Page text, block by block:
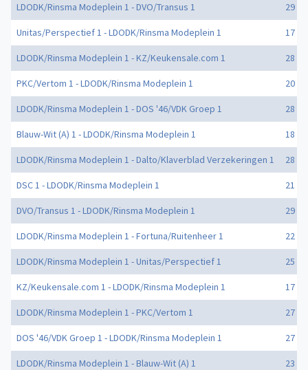
LDODK/Rinsma Modeplein 1 - DVO/Transus 1 29 -
Unitas/Perspectief 1 - LDODK/Rinsma Modeplein 1 17 -
LDODK/Rinsma Modeplein 1 - KZ/Keukensale.com 1 28 -
PKC/Vertom 1 - LDODK/Rinsma Modeplein 1 20 -
LDODK/Rinsma Modeplein 1 - DOS '46/VDK Groep 1 28 -
Blauw-Wit (A) 1 - LDODK/Rinsma Modeplein 1 18 -
LDODK/Rinsma Modeplein 1 - Dalto/Klaverblad Verzekeringen 1 28 -
DSC 1 - LDODK/Rinsma Modeplein 1 21 -
DVO/Transus 1 - LDODK/Rinsma Modeplein 1 29 -
LDODK/Rinsma Modeplein 1 - Fortuna/Ruitenheer 1 22 -
LDODK/Rinsma Modeplein 1 - Unitas/Perspectief 1 25 -
KZ/Keukensale.com 1 - LDODK/Rinsma Modeplein 1 17 -
LDODK/Rinsma Modeplein 1 - PKC/Vertom 1 27 -
DOS '46/VDK Groep 1 - LDODK/Rinsma Modeplein 1 27 -
LDODK/Rinsma Modeplein 1 - Blauw-Wit (A) 1 23 -